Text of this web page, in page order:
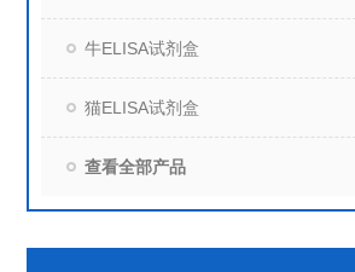
牛ELISA试剂盒
猫ELISA试剂盒
查看全部产品